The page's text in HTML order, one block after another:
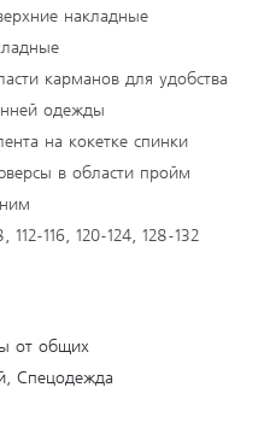
накладные
карманов для удобства
одежды
на кокетке спинки
в области пройм
116, 120-124, 128-132
от общих
, Спецодежда